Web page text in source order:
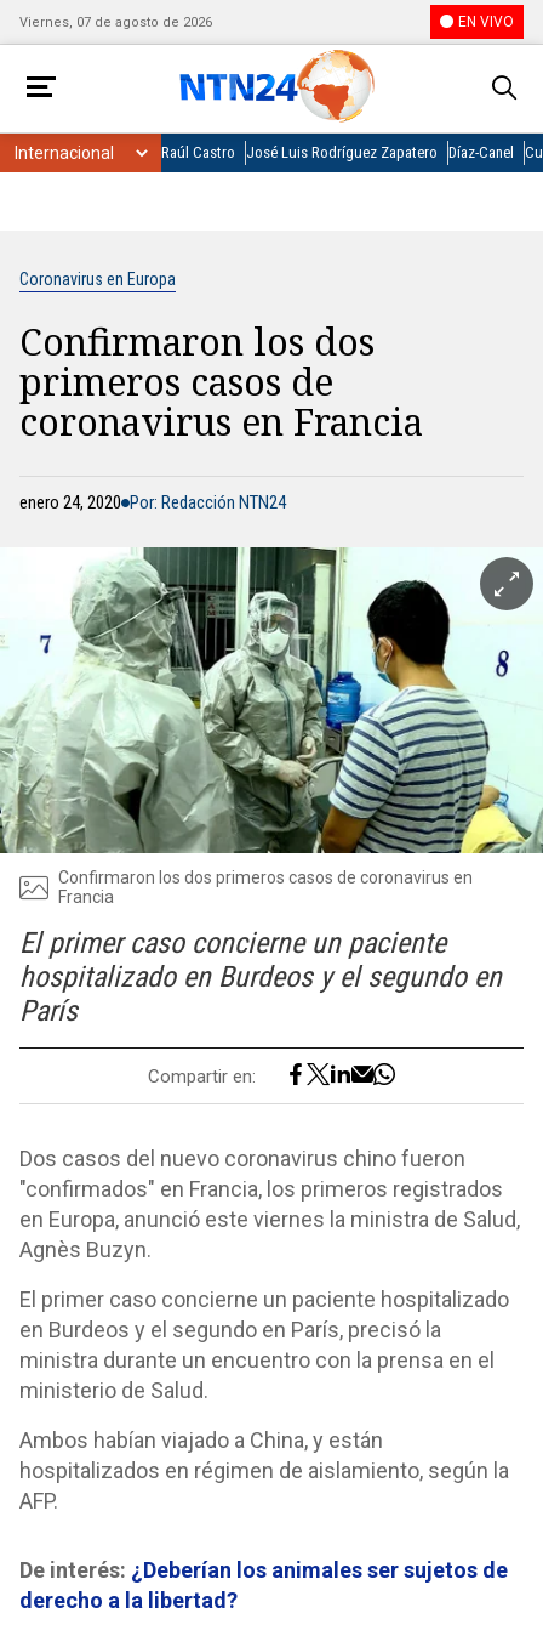
Viernes, 07 de agosto de 2026 EN VIVO
Raúl Castro José Luis Rodríguez Zapatero Díaz-Canel
Coronavirus en Europa
Confirmaron los dos
primeros casos de
coronavirus en Francia
enero 24, 2020 Por: Redacción NTN24
Confirmaron los dos primeros casos de coronavirus en
Francia
El primer caso concierne un paciente
hospitalizado en Burdeos y el segundo en
París
Compartir en:
Dos casos del nuevo coronavirus chino fueron
"confirmados" en Francia, los primeros registrados
en Europa, anunció este viernes la ministra de Salud,
Agnès Buzyn.
El primer caso concierne un paciente hospitalizado
en Burdeos y el segundo en París, precisó la
ministra durante un encuentro con la prensa en el
ministerio de Salud.
Ambos habían viajado a China, y están
hospitalizados en régimen de aislamiento, según la
AFP.
De interés: ¿Deberían los animales ser sujetos de
derecho a la libertad?